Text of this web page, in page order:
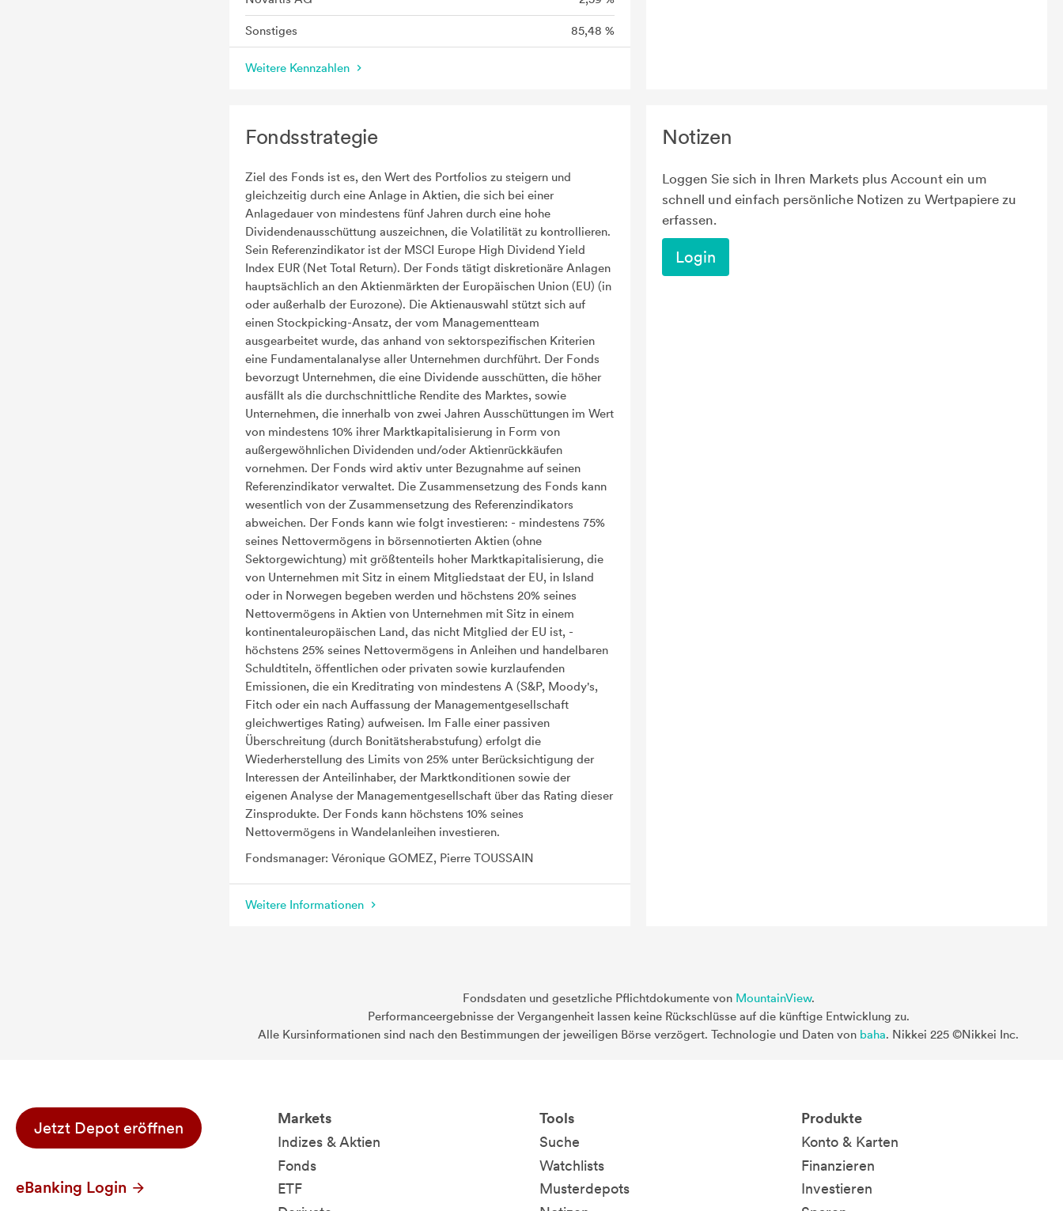
Sonstiges 85,48 %
Weitere Kennzahlen
Fondsstrategie
Ziel des Fonds ist es, den Wert des Portfolios zu steigern und
gleichzeitig durch eine Anlage in Aktien, die sich bei einer
Anlagedauer von mindestens fünf Jahren durch eine hohe
Dividendenausschüttung auszeichnen, die Volatilität zu kontrollieren.
Sein Referenzindikator ist der MSCI Europe High Dividend Yield
Index EUR (Net Total Return). Der Fonds tätigt diskretionäre Anlagen
hauptsächlich an den Aktienmärkten der Europäischen Union (EU) (in
oder außerhalb der Eurozone). Die Aktienauswahl stützt sich auf
einen Stockpicking-Ansatz, der vom Managementteam
ausgearbeitet wurde, das anhand von sektorspezifischen Kriterien
eine Fundamentalanalyse aller Unternehmen durchführt. Der Fonds
bevorzugt Unternehmen, die eine Dividende ausschütten, die höher
ausfällt als die durchschnittliche Rendite des Marktes, sowie
Unternehmen, die innerhalb von zwei Jahren Ausschüttungen im Wert
von mindestens 10% ihrer Marktkapitalisierung in Form von
außergewöhnlichen Dividenden und/oder Aktienrückkäufen
vornehmen. Der Fonds wird aktiv unter Bezugnahme auf seinen
Referenzindikator verwaltet. Die Zusammensetzung des Fonds kann
wesentlich von der Zusammensetzung des Referenzindikators
abweichen. Der Fonds kann wie folgt investieren: - mindestens 75%
seines Nettovermögens in börsennotierten Aktien (ohne
Sektorgewichtung) mit größtenteils hoher Marktkapitalisierung, die
von Unternehmen mit Sitz in einem Mitgliedstaat der EU, in Island
oder in Norwegen begeben werden und höchstens 20% seines
Nettovermögens in Aktien von Unternehmen mit Sitz in einem
kontinentaleuropäischen Land, das nicht Mitglied der EU ist, -
höchstens 25% seines Nettovermögens in Anleihen und handelbaren
Schuldtiteln, öffentlichen oder privaten sowie kurzlaufenden
Emissionen, die ein Kreditrating von mindestens A (S&P, Moody's,
Fitch oder ein nach Auffassung der Managementgesellschaft
gleichwertiges Rating) aufweisen. Im Falle einer passiven
Überschreitung (durch Bonitätsherabstufung) erfolgt die
Wiederherstellung des Limits von 25% unter Berücksichtigung der
Interessen der Anteilinhaber, der Marktkonditionen sowie der
eigenen Analyse der Managementgesellschaft über das Rating dieser
Zinsprodukte. Der Fonds kann höchstens 10% seines
Nettovermögens in Wandelanleihen investieren.
Fondsmanager: Véronique GOMEZ, Pierre TOUSSAIN
Weitere Informationen
Notizen
Loggen Sie sich in Ihren Markets plus Account ein um
schnell und einfach persönliche Notizen zu Wertpapiere zu
erfassen.
Login
Fondsdaten und gesetzliche Pflichtdokumente von MountainView.
Performanceergebnisse der Vergangenheit lassen keine Rückschlüsse auf die künftige Entwicklung zu.
Alle Kursinformationen sind nach den Bestimmungen der jeweiligen Börse verzögert. Technologie und Daten von baha. Nikkei 225 ©Nikkei Inc.
Jetzt Depot eröffnen
eBanking Login
Markets
Indizes & Aktien
Fonds
ETF
Tools
Suche
Watchlists
Musterdepots
Produkte
Konto & Karten
Finanzieren
Investieren